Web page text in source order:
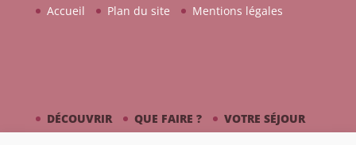
Accueil Plan du site Mentions légales
DÉCOUVRIR QUE FAIRE ?
VOTRE SÉJOUR